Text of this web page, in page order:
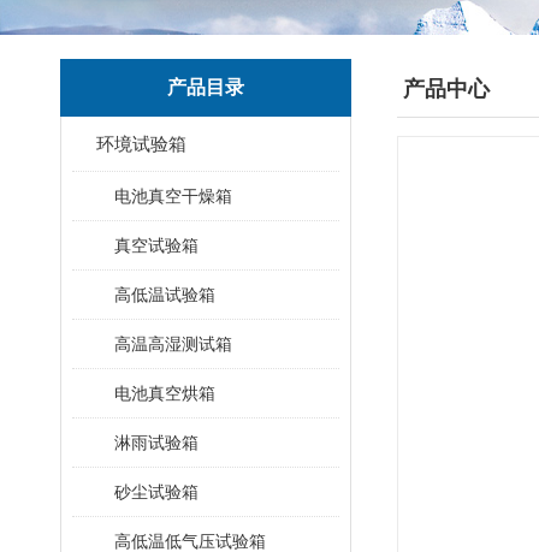
产品目录
环境试验箱
电池真空干燥箱
真空试验箱
高低温试验箱
高温高湿测试箱
电池真空烘箱
淋雨试验箱
砂尘试验箱
高低温低气压试验箱
产品中心